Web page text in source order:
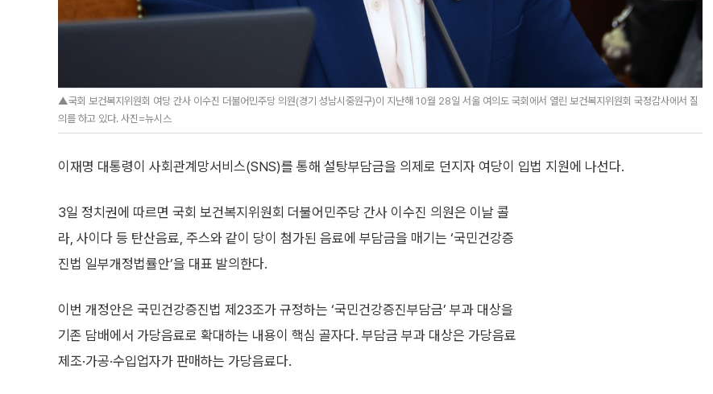
▲국회 보건복지위원회 여당 간사 이수진 더불어민주당 의원(경기 성남시중원구)이 지난해 10월 28일 서울 여의도 국회에서 열린 보건복지위원회 국정감사에서 질
의를 하고 있다. 사진=뉴시스
이재명 대통령이 사회관계망서비스(SNS)를 통해 설탕부담금을 의제로 던지자 여당이 입법 지원에 나선다.
3일 정치권에 따르면 국회 보건복지위원회 더불어민주당 간사 이수진 의원은 이날 콜
라, 사이다 등 탄산음료, 주스와 같이 당이 첨가된 음료에 부담금을 매기는 ‘국민건강증
진법 일부개정법률안’을 대표 발의한다.
이번 개정안은 국민건강증진법 제23조가 규정하는 ‘국민건강증진부담금’ 부과 대상을
기존 담배에서 가당음료로 확대하는 내용이 핵심 골자다. 부담금 부과 대상은 가당음료
제조·가공·수입업자가 판매하는 가당음료다.